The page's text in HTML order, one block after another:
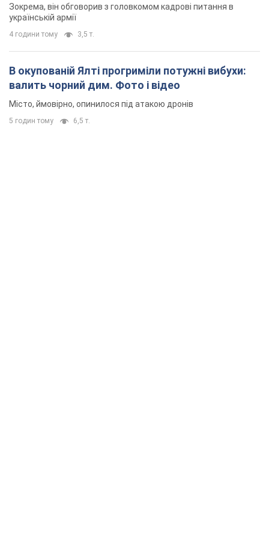
Зокрема, він обговорив з головкомом кадрові питання в
українській армії
4 години тому 3,5 т.
В окупованій Ялті прогриміли потужні вибухи:
валить чорний дим. Фото і відео
Місто, ймовірно, опинилося під атакою дронів
5 годин тому 6,5 т.